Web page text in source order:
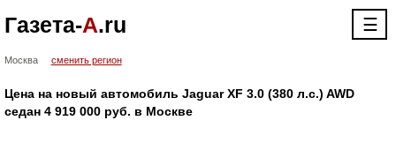
Газета-А.ru ☰
Москва сменить регион
Цена на новый автомобиль Jaguar XF 3.0 (380 л.с.) AWD
cедан 4 919 000 руб. в Москве